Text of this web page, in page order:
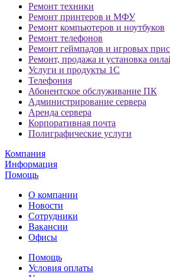
Ремонт техники
Ремонт принтеров и МФУ
Ремонт компьютеров и ноутбуков
Ремонт телефонов
Ремонт геймпадов и игровых
Ремонт, продажа и установка
Услуги и продукты 1С
Телефония
Абонентское обслуживание ПК
Администрирование сервера
Аренда сервера
Корпоративная почта
Полиграфические услуги
Компания
Информация
Помощь
О компании
Новости
Сотрудники
Вакансии
Офисы
Помощь
Условия оплаты